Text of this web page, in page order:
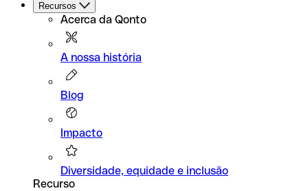
Recursos
Acerca da Qonto
A nossa história
Blog
Impacto
Diversidade, equidade e inclusão
Recurso